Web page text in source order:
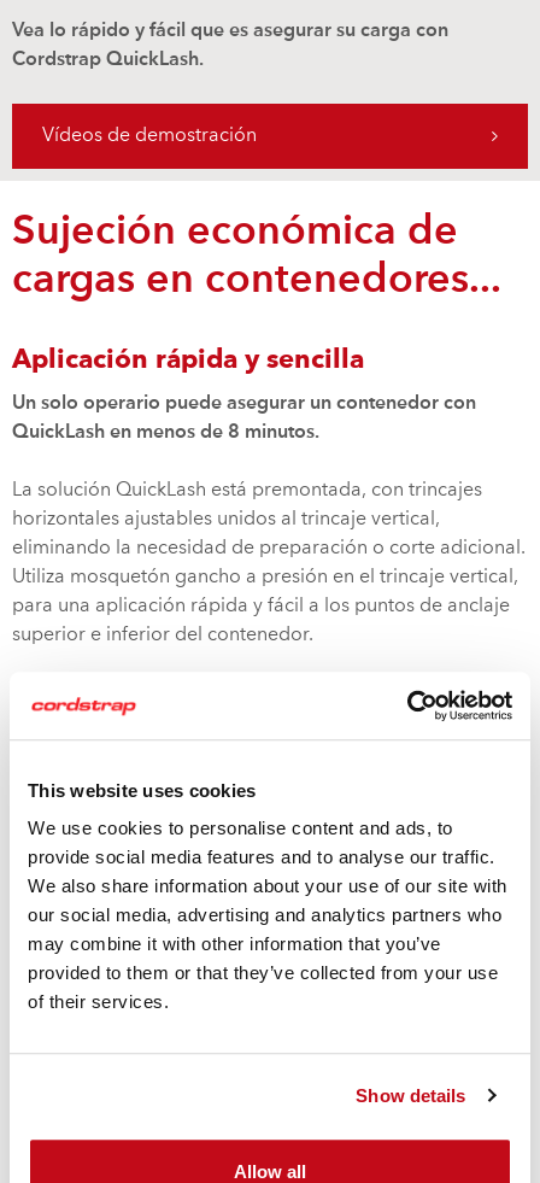
This website uses cookies
We use cookies to personalise content and ads, to
provide social media features and to analyse our traffic.
We also share information about your use of our site with
our social media, advertising and analytics partners who
may combine it with other information that you’ve
provided to them or that they’ve collected from your use
of their services.
Show details
Allow all
Vea lo rápido y fácil que es asegurar su carga con
Cordstrap QuickLash.
Vídeos de demostración
Sujeción económica de
cargas en contenedores...
Aplicación rápida y sencilla
Un solo operario puede asegurar un contenedor con
QuickLash en menos de 8 minutos.
La solución QuickLash está premontada, con trincajes
horizontales ajustables unidos al trincaje vertical,
eliminando la necesidad de preparación o corte adicional.
Utiliza mosquetón gancho a presión en el trincaje vertical,
para una aplicación rápida y fácil a los puntos de anclaje
superior e inferior del contenedor.
QuickLash se presenta en una bolsa que contiene todo lo
necesario para asegurar un contenedor, lo que garantiza
Reserve una cita con su experto local de
protección de cargas de Cordstrap